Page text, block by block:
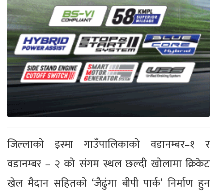
जिल्लाको इस्मा गाउँपालिकाको वडानम्बर–१ र
वडानम्बर – २ को संगम स्थल छल्दी खोलामा क्रिकेट
खेल मैदान सहितको ‘जैढुंगा बीपी पार्क’ निर्माण हुन